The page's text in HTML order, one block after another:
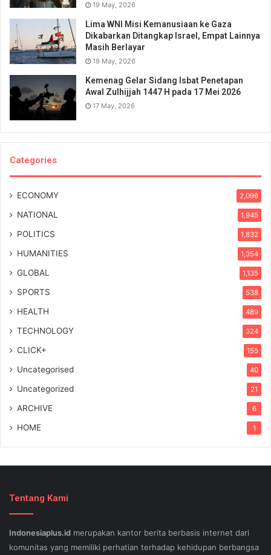
19 May, 2026
Lima WNI Misi Kemanusiaan ke Gaza
Dikabarkan Ditangkap Israel, Empat Lainnya
Masih Berlayar
19 May, 2026
Kemenag Gelar Sidang Isbat Penetapan
Awal Zulhijjah 1447 H pada 17 Mei 2026
17 May, 2026
Categories
ECONOMY 2,098
NATIONAL 1,945
POLITICS 1,832
HUMANITIES 1,354
GLOBAL 1,135
SPORTS 538
HEALTH 489
TECHNOLOGY 324
CLICK+ 155
Uncategorised 40
Uncategorized 21
ARCHIVE 6
HOME 1
Tentang Kami
Indonesiaplus.id merupakan kantor berita berbasis internet dari
komunitas yang memiliki perhatian terhadap kehidupan berbangsa